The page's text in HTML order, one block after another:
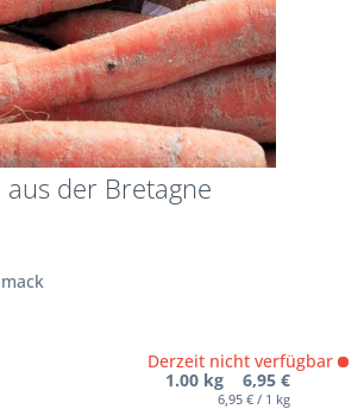
der Bretagne
Derzeit nicht verfügbar
1.00 kg 6,95 €
6,95 € / 1 kg